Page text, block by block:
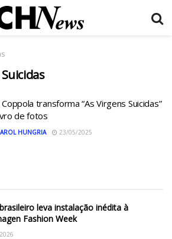
Coppola transforma “As Virgens Suicidas”
de fotos
HUNGRIA 23/05/2025
leva instalação inédita à
Fashion Week